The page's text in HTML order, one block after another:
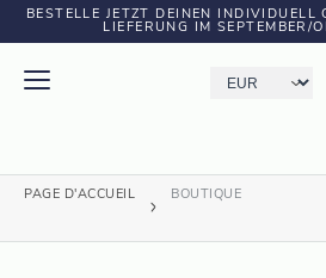
BESTELLE JETZT DEINEN INDIVIDUELL
LIEFERUNG IM SEPTEMBER/
PAGE D'ACCUEIL BOUTIQUE